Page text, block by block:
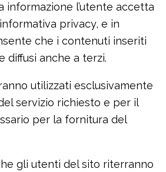
informazione l’utente accetta
privacy, e in
che i contenuti inseriti
diffusi anche a terzi.
utilizzati esclusivamente
servizio richiesto e per il
per la fornitura del
gli utenti del sito riterranno